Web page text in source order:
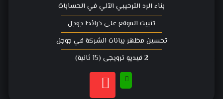
بناء الرد الترحيبي الآلي في الحسابات
تثبيت الموقع على خرائط جوجل
تحسين مظهر بيانات الشركة في جوجل
2 فيديو ترويجي (15 ثانية)